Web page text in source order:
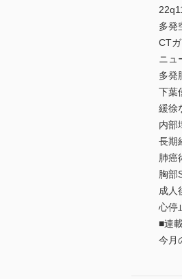
多発
CT
ニュ
多発
下葉
緩徐
内部
長期
肺癌
胸
成人
心停
■連
今月